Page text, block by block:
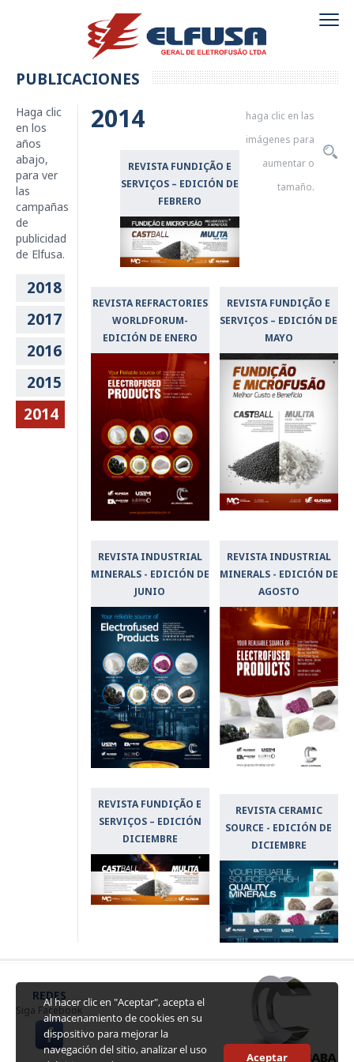
Al hacer clic en "Aceptar", acepta el
almacenamiento de cookies en su
dispositivo para mejorar la
navegación del sitio, analizar el uso
Aceptar
PUBLICACIONES
Haga clic
en los
años
abajo,
para ver
las
campañas
de
publicidad
de Elfusa.
2018
2017
2016
2015
2014
2014
haga clic en las
imágenes para
aumentar o
tamaño.
REVISTA FUNDIÇÃO E
SERVIÇOS – EDICIÓN DE
FEBRERO
REVISTA REFRACTORIES
WORLDFORUM-
EDICIÓN DE ENERO
REVISTA FUNDIÇÃO E
SERVIÇOS – EDICIÓN DE
MAYO
REVISTA INDUSTRIAL
MINERALS - EDICIÓN DE
JUNIO
REVISTA INDUSTRIAL
MINERALS - EDICIÓN DE
AGOSTO
REVISTA FUNDIÇÃO E
SERVIÇOS – EDICIÓN
DICIEMBRE
REVISTA CERAMIC
SOURCE - EDICIÓN DE
DICIEMBRE
REDES
Siga Facebook